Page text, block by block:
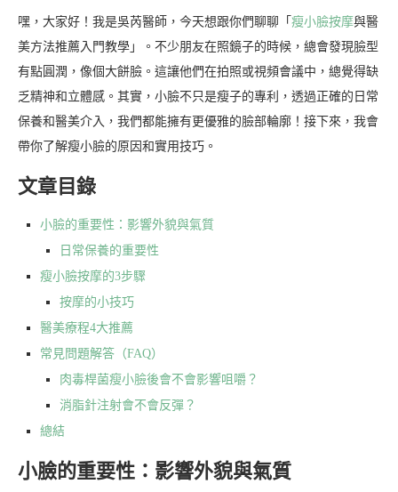
嘿，大家好！我是吳芮醫師，今天想跟你們聊聊「 瘦小臉按摩與醫
美方法推薦入門教學」。不少朋友在照鏡子的時候，總會發現臉型
有點圓潤，像個大餅臉。這讓他們在拍照或視頻會議中，總覺得缺
乏精神和立體感。其實，小臉不只是瘦子的專利，透過正確的日常
保養和醫美介入，我們都能擁有更優雅的臉部輪廓！接下來，我會
帶你了解瘦小臉的原因和實用技巧。
文章目錄
小臉的重要性：影響外貌與氣質
日常保養的重要性
瘦小臉按摩的3步驟
按摩的小技巧
醫美療程4大推薦
常見問題解答（FAQ）
肉毒桿菌瘦小臉後會不會影響咀嚼？
消脂針注射會不會反彈？
總結
小臉的重要性：影響外貌與氣質